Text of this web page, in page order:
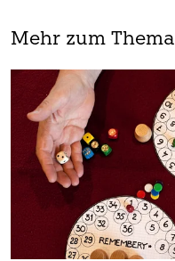
Mehr zum Thema